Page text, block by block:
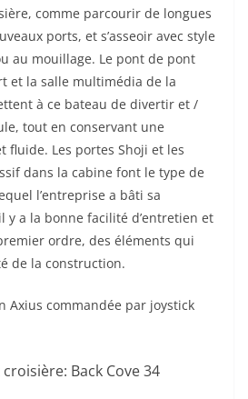
comme parcourir de longues
ports, et s’asseoir avec style
au mouillage. Le pont de pont
et la salle multimédia de la
à ce bateau de divertir et /
tout en conservant une
fluide. Les portes Shoji et les
dans la cabine font le type de
l’entreprise a bâti sa
y a la bonne facilité d’entretien et
ordre, des éléments qui
de la construction.
Axius commandée par joystick